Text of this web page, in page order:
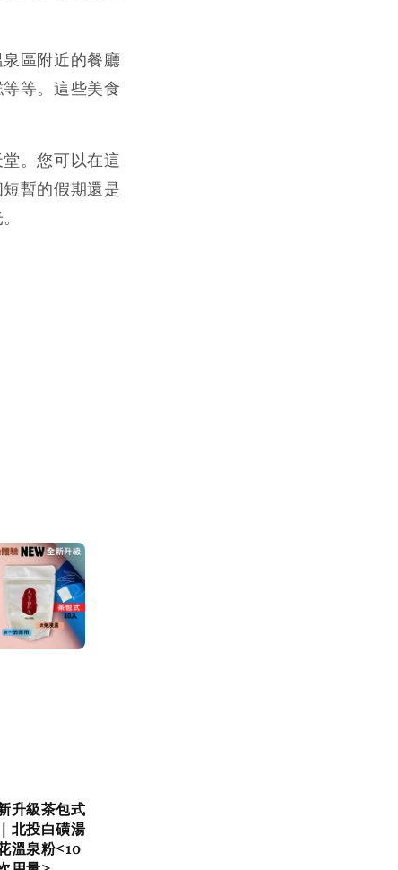
區附近的餐廳
等。這些美食
。您可以在這
暫的假期還是
升級茶包式
｜北投白磺湯
溫泉粉<10